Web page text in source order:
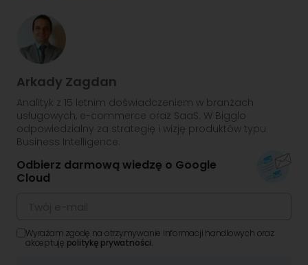
Arkady Zagdan
Analityk z 15 letnim doświadczeniem w branżach
usługowych, e-commerce oraz SaaS. W Bigglo
odpowiedzialny za strategię i wizję produktów typu
Business Intelligence.
Odbierz darmową wiedzę o Google
Cloud
Wyrażam zgodę na otrzymywanie informacji handlowych oraz
akceptuję politykę prywatności.